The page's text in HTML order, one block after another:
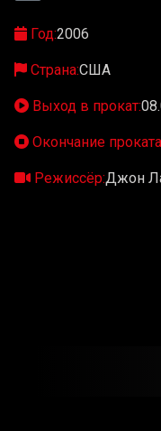
Год:2006
Страна:США
Выход в прокат:
Окончание
Режиссёр:Джон